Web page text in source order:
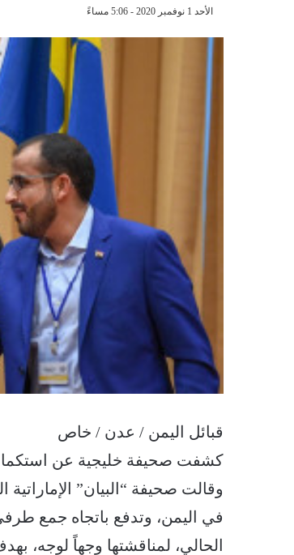
الأحد 1 نوفمبر 2020 - 5:06 مساءً
قبائل اليمن / عدن / خاص
كشفت صحيفة خليجية عن
وقالت صحيفة “البيان”
في اليمن، وتدفع باتجاه جمع
الحالي، لمناقشتها وجهاً لوجه،